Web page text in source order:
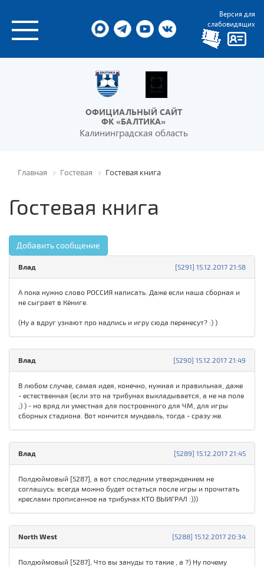
Версия для
слабовидящих
ОФИЦИАЛЬНЫЙ САЙТ
ФК «БАЛТИКА»
Калининградская область
Главная Гостевая Гостевая книга
Гостевая книга
Добавить сообщение
[5291] 15.12.2017 21:58
Влад
А пока нужно слово РОССИЯ написать. Даже если наша сборная и
не сыграет в Кёниге.
(Ну а вдруг узнают про надпись и игру сюда перенесут? :) )
[5290] 15.12.2017 21:49
Влад
В любом случае, самая идея, конечно, нужная и правильная, даже
- естественная (если это на трибунах выкладывается, а не на поле
;) ) - но вряд ли уместная для построенного для ЧМ, для игры
сборных стадиона. Вот кончится мундеаль, тогда - сразу же.
[5289] 15.12.2017 21:45
Влад
Полдюймовый [5287], а вот споследним утверждением не
соглашусь: всегда можно будет остаться после игры и прочитать
креслами прописанное на трибунах КТО ВЫИГРАЛ :)))
[5288] 15.12.2017 20:34
North West
Полдюймовый [5287], Что вы зануды то такие , а ?) Ну почему